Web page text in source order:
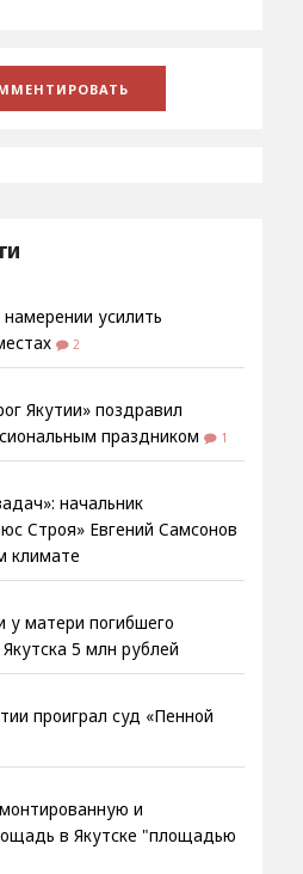
усилить
2
Якутии» поздравил
праздником
1
начальник
Строя» Евгений Самсонов
климате
матери погибшего
5 млн рублей
проиграл суд «Пенной
и
в Якутске "площадью